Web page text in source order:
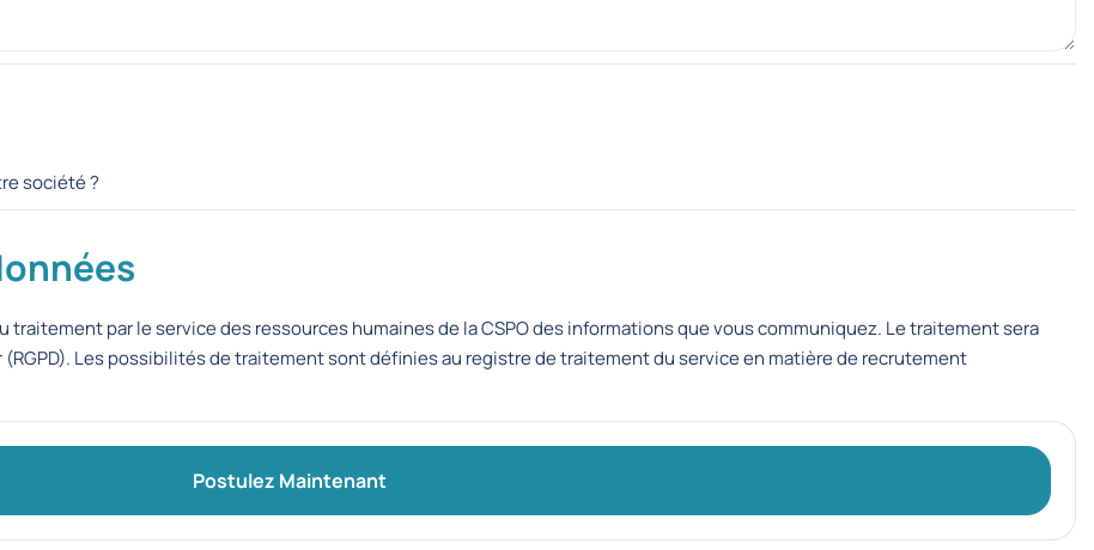
société ?
par le service des ressources humaines de la CSPO des informations que vous communiquez. Le traitement sera
Les possibilités de traitement sont définies au registre de traitement du service en matière de recrutement
Postulez Maintenant